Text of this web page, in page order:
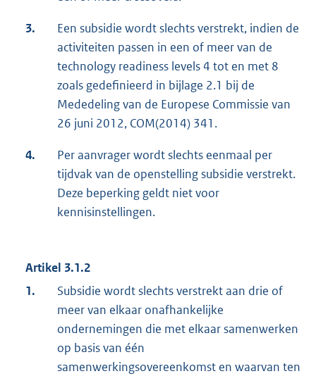
3.
Een subsidie wordt slechts verstrekt, indien de
activiteiten passen in een of meer van de
technology readiness levels 4 tot en met 8
zoals gedefinieerd in bijlage 2.1 bij de
Mededeling van de Europese Commissie van
26 juni 2012, COM(2014) 341.
4.
Per aanvrager wordt slechts eenmaal per
tijdvak van de openstelling subsidie verstrekt.
Deze beperking geldt niet voor
kennisinstellingen.
Artikel 3.1.2
1.
Subsidie wordt slechts verstrekt aan drie of
meer van elkaar onafhankelijke
ondernemingen die met elkaar samenwerken
op basis van één
samenwerkingsovereenkomst en waarvan ten